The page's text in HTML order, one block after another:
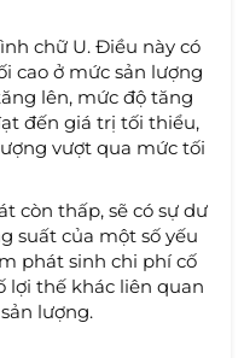
chữ U. Điều này có
cao ở mức sản lượng
lên, mức độ tăng
đến giá trị tối thiểu,
vượt qua mức tối
còn thấp, sẽ có sự dư
suất của một số yếu
phát sinh chi phí cố
lợi thế khác liên quan
lượng.